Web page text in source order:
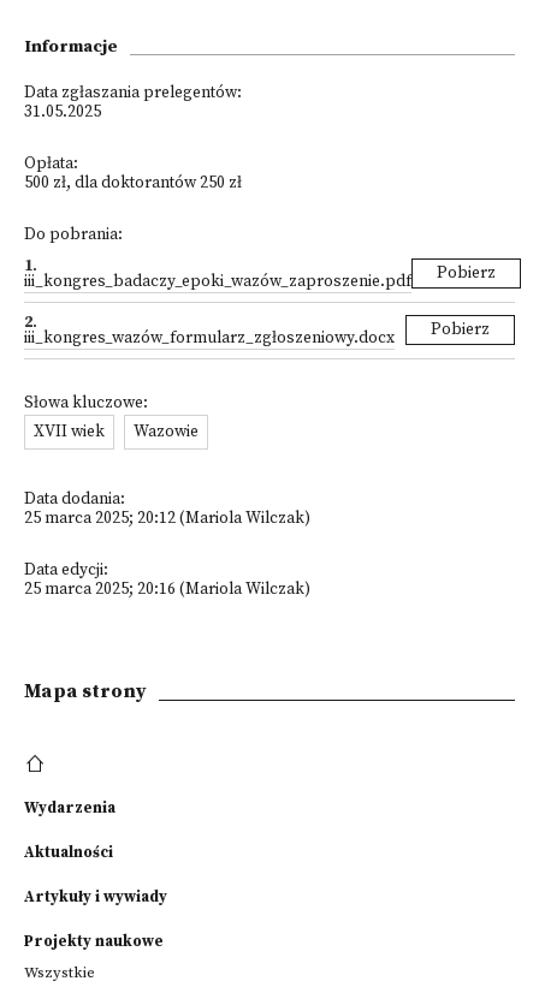
Informacje
Data zgłaszania prelegentów:
31.05.2025
Opłata:
500 zł, dla doktorantów 250 zł
Do pobrania:
1.
iii_kongres_badaczy_epoki_wazów_zaproszenie.pdf Pobierz
2.
iii_kongres_wazów_formularz_zgłoszeniowy.docx Pobierz
Słowa kluczowe:
XVII wiek
Wazowie
Data dodania:
25 marca 2025; 20:12 (Mariola Wilczak)
Data edycji:
25 marca 2025; 20:16 (Mariola Wilczak)
Mapa strony
Wydarzenia
Aktualności
Artykuły i wywiady
Projekty naukowe
Wszystkie